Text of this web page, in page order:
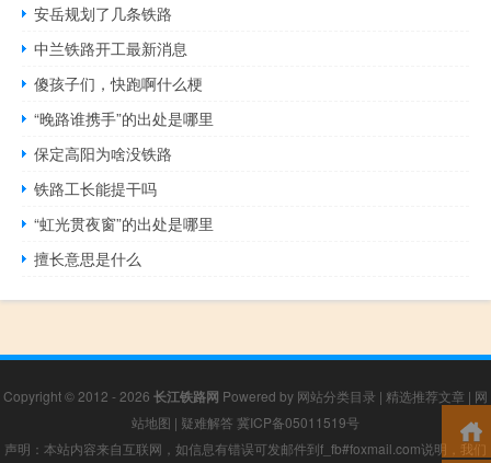
安岳规划了几条铁路
中兰铁路开工最新消息
傻孩子们，快跑啊什么梗
“晚路谁携手”的出处是哪里
保定高阳为啥没铁路
铁路工长能提干吗
“虹光贯夜窗”的出处是哪里
擅长意思是什么
Copyright © 2012 - 2026 长江铁路网 Powered by 网站分类目录 | 精选推荐文章 | 网
站地图 | 疑难解答 冀ICP备05011519号
声明：本站内容来自互联网，如信息有错误可发邮件到f_fb#foxmail.com说明，我们